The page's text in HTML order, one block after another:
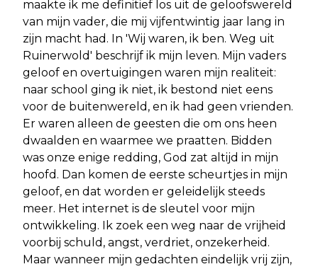
maakte ik me definitief los uit de geloofswereld
van mijn vader, die mij vijfentwintig jaar lang in
zijn macht had. In 'Wij waren, ik ben. Weg uit
Ruinerwold' beschrijf ik mijn leven. Mijn vaders
geloof en overtuigingen waren mijn realiteit:
naar school ging ik niet, ik bestond niet eens
voor de buitenwereld, en ik had geen vrienden.
Er waren alleen de geesten die om ons heen
dwaalden en waarmee we praatten. Bidden
was onze enige redding, God zat altijd in mijn
hoofd. Dan komen de eerste scheurtjes in mijn
geloof, en dat worden er geleidelijk steeds
meer. Het internet is de sleutel voor mijn
ontwikkeling. Ik zoek een weg naar de vrijheid
voorbij schuld, angst, verdriet, onzekerheid.
Maar wanneer mijn gedachten eindelijk vrij zijn,